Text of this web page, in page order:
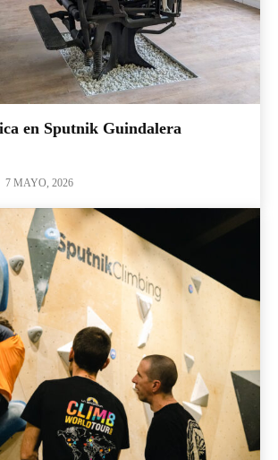
en Sputnik Guindalera
7 MAYO, 2026